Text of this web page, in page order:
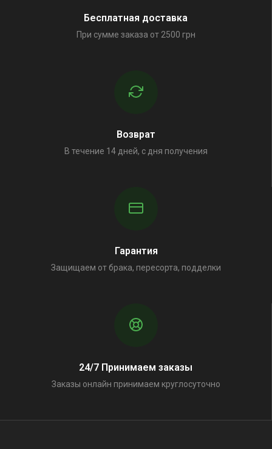
Бесплатная доставка
При сумме заказа от 2500 грн
Возврат
В течение 14 дней, с дня получения
Гарантия
Защищаем от брака, пересорта, подделки
24/7 Принимаем заказы
Заказы онлайн принимаем круглосуточно